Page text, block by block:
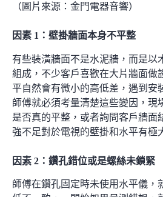
（圖片來源： 金門電器音響）
因素 1 ： 壁掛牆面本身不平整
有些裝潢牆面不是水泥牆，而是以
組成，不少客戶喜歡在大片牆面做
平自然會有微小的高低差，遇到安
師傅就必須考量清楚這些變因，現
是否真的平整，或者詢問客戶牆面
強不足對於電視的壁掛和水平有極
因素 2 ： 鑽孔錯位或是螺絲未鎖緊
師傅在鑽孔固定時未使用水平儀，